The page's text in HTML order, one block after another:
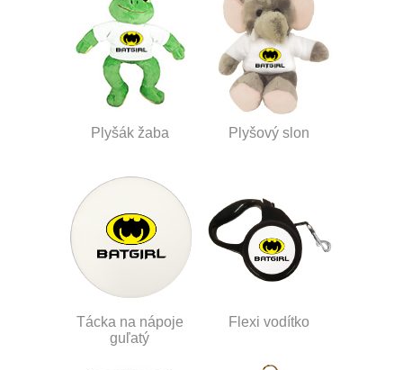
Plyšák žaba Plyšový slon
Tácka na nápoje
guľatý
Flexi vodítko